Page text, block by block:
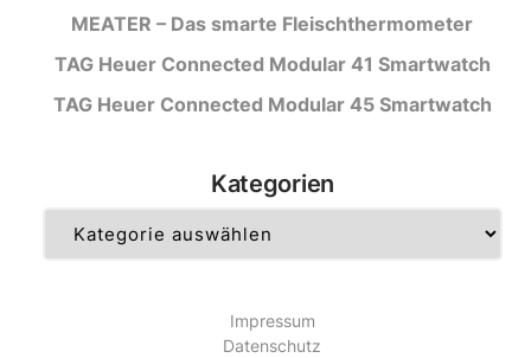
MEATER – Das smarte Fleischthermometer
TAG Heuer Connected Modular 41 Smartwatch
TAG Heuer Connected Modular 45 Smartwatch
Kategorien
Impressum
Datenschutz